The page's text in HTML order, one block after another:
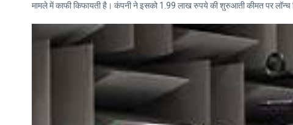
मामले में काफी किफायती है। कंपनी ने इसको 1.99 लाख रुपये की शुरुआती कीमत पर लॉन्च